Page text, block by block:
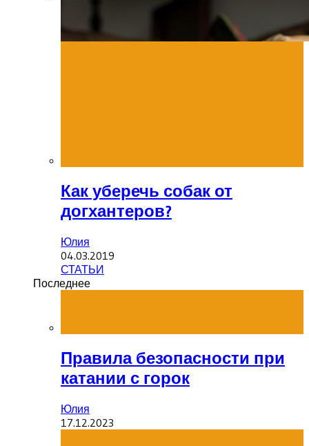
Как уберечь собак от
догхантеров?
Юлия
04.03.2019
СТАТЬИ
Последнее
Правила безопасности при
катании с горок
Юлия
17.12.2023